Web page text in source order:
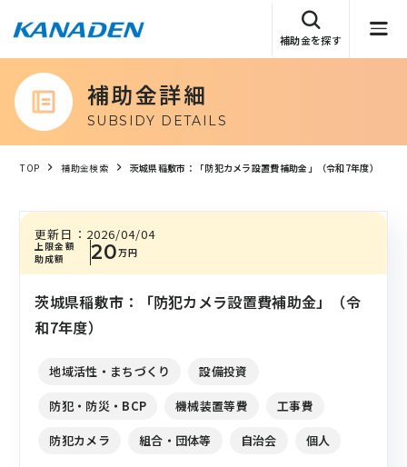
補助金を探す
補助金詳細
SUBSIDY DETAILS
TOP 補助金検索 茨城県稲敷市：「防犯カメラ設置費補助金」（令和7年度）
上限金額
助成額
20万円
更新日： 2026/04/04
茨城県稲敷市：「防犯カメラ設置費補助金」（令
和7年度）
地域活性・まちづくり
設備投資
防犯・防災・BCP
機械装置等費
工事費
防犯カメラ
組合・団体等 自治会 個人